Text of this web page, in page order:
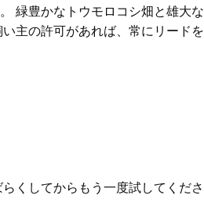
緑豊かなトウモロコシ畑と雄大
主の許可があれば、常にリード
停泊地（サイト前）など、あら
大なマクリア川の間にあるプライ
くしてからもう一度試してくだ